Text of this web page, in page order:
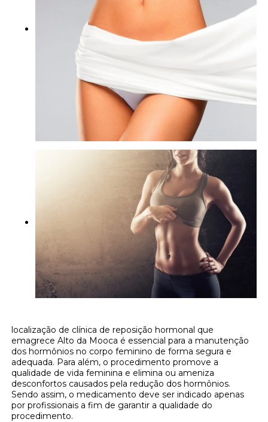
localização de clínica de reposição hormonal que
emagrece Alto da Mooca é essencial para a manutenção
dos hormônios no corpo feminino de forma segura e
adequada. Para além, o procedimento promove a
qualidade de vida feminina e elimina ou ameniza
desconfortos causados pela redução dos hormônios.
Sendo assim, o medicamento deve ser indicado apenas
por profissionais a fim de garantir a qualidade do
procedimento.